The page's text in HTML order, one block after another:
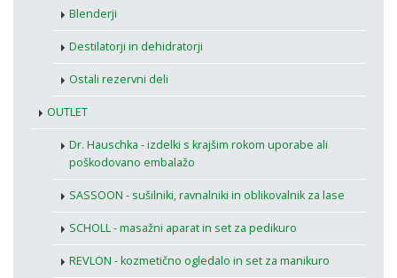
Blenderji
Destilatorji in dehidratorji
Ostali rezervni deli
OUTLET
Dr. Hauschka - izdelki s krajšim rokom uporabe ali
poškodovano embalažo
SASSOON - sušilniki, ravnalniki in oblikovalnik za lase
SCHOLL - masažni aparat in set za pedikuro
REVLON - kozmetično ogledalo in set za manikuro